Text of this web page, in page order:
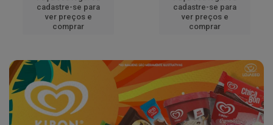
cadastre-se para
ver preços e
comprar
cadastre-se para
ver preços e
comprar